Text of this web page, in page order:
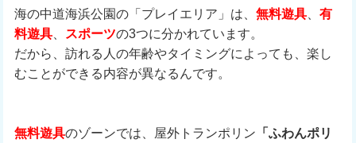
海の中道海浜公園の「プレイエリア」は、 無料遊具、 有
料遊具、 スポーツの3つに分かれています。
だから、訪れる人の年齢やタイミングによっても、楽し
むことができる内容が異なるんです。
無料遊具のゾーンでは、屋外トランポリン 「ふわんポリ